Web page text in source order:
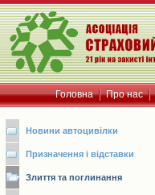
Головна Про нас
Новини автоцивілки
Призначення і відставки
Злиття та поглинання